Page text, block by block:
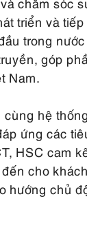
triển và
trong
góp
Nam.
hệ
ứng các
HSC cam
cho
hướng chủ